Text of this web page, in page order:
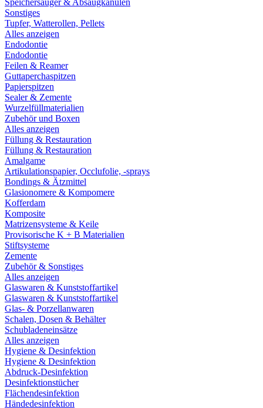
Speichersauger & Absaugkanülen
Sonstiges
Tupfer, Watterollen, Pellets
Alles anzeigen
Endodontie
Endodontie
Feilen & Reamer
Guttaperchaspitzen
Papierspitzen
Sealer & Zemente
Wurzelfüllmaterialien
Zubehör und Boxen
Alles anzeigen
Füllung & Restauration
Füllung & Restauration
Amalgame
Artikulationspapier, Occlufolie, -sprays
Bondings & Ätzmittel
Glasionomere & Kompomere
Kofferdam
Komposite
Matrizensysteme & Keile
Provisorische K + B Materialien
Stiftsysteme
Zemente
Zubehör & Sonstiges
Alles anzeigen
Glaswaren & Kunststoffartikel
Glaswaren & Kunststoffartikel
Glas- & Porzellanwaren
Schalen, Dosen & Behälter
Schubladeneinsätze
Alles anzeigen
Hygiene & Desinfektion
Hygiene & Desinfektion
Abdruck-Desinfektion
Desinfektionstücher
Flächendesinfektion
Händedesinfektion